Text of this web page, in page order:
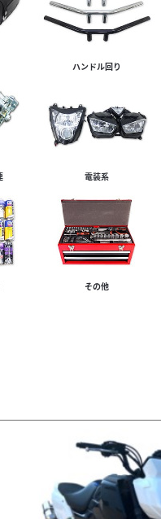
プヒーター装備☆】
7日間以内に限り、保
。 ◆12...
バイク王 ラパークいわき店
ハンドル回り
電装系
その他